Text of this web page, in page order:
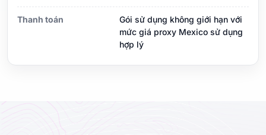
Thanh toán
Gói sử dụng không giới hạn với
mức giá proxy Mexico sử dụng
hợp lý